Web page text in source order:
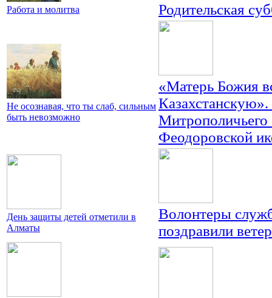
Работа и молитва Родительская
Не осознавая, что ты слаб, сильным
быть невозможно
«Матерь Божия
Митрополичьего
Феодоровской
День защиты детей отметили в
Алматы
Волонтеры
поздравили